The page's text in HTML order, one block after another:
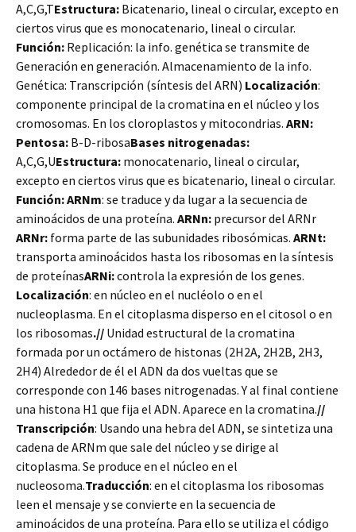
A,C,G,TEstructura: Bicatenario, lineal o circular, excepto en
ciertos virus que es monocatenario, lineal o circular.
Función: Replicación: la info. genética se transmite de
Generación en generación. Almacenamiento de la info.
Genética: Transcripción (síntesis del ARN) Localización:
componente principal de la cromatina en el núcleo y los
cromosomas. En los cloroplastos y mitocondrias. ARN:
Pentosa: B-D-ribosaBases nitrogenadas:
A,C,G,UEstructura: monocatenario, lineal o circular,
excepto en ciertos virus que es bicatenario, lineal o circular.
Función:ARNm: se traduce y da lugar a la secuencia de
aminoácidos de una proteína. ARNn: precursor del ARNr
ARNr: forma parte de las subunidades ribosómicas. ARNt:
transporta aminoácidos hasta los ribosomas en la síntesis
de proteínasARNi:controla la expresión de los genes.
Localización: en núcleo en el nucléolo o en el
nucleoplasma. En el citoplasma disperso en el citosol o en
los ribosomas.// Unidad estructural de la cromatina
formada por un octámero de histonas (2H2A, 2H2B, 2H3,
2H4) Alrededor de él el ADN da dos vueltas que se
corresponde con 146 bases nitrogenadas. Y al final contiene
una histona H1 que fija el ADN. Aparece en la cromatina.//
Transcripción: Usando una hebra del ADN, se sintetiza una
cadena de ARNm que sale del núcleo y se dirige al
citoplasma. Se produce en el núcleo en el
nucleosoma.Traducción: en el citoplasma los ribosomas
leen el mensaje y se convierte en la secuencia de
aminoácidos de una proteína. Para ello se utiliza el código